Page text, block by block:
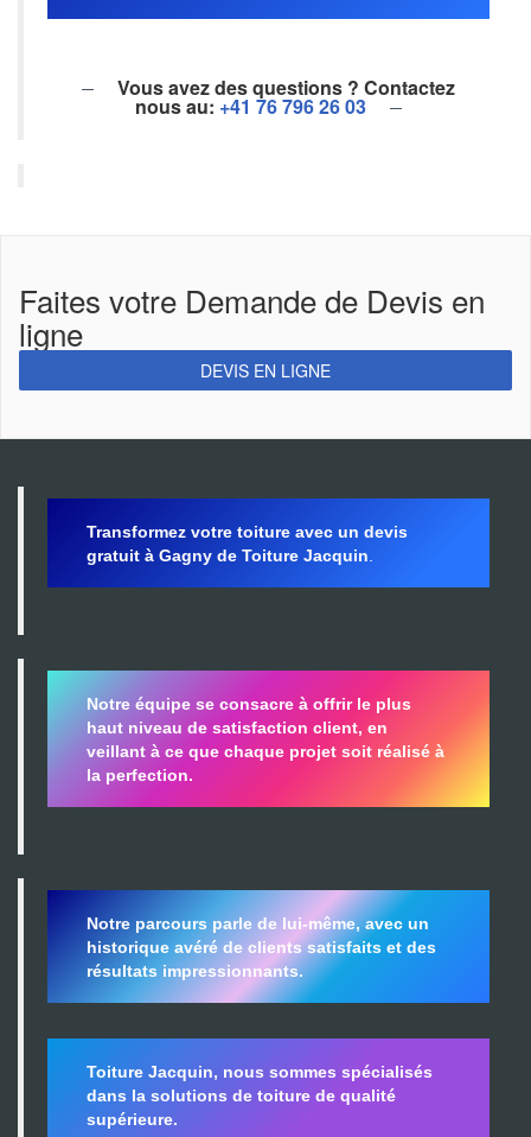
Vous avez des questions ? Contactez
nous au: +41 76 796 26 03
Faites votre Demande de Devis en
ligne
DEVIS EN LIGNE
Transformez votre toiture avec un devis
gratuit à Gagny de Toiture Jacquin
Notre équipe se consacre à offrir le plus
haut niveau de satisfaction client, en
veillant à ce que chaque projet soit réalisé à
la perfection.
Notre parcours parle de lui-même, avec un
historique avéré de clients satisfaits et des
résultats impressionnants.
Toiture Jacquin, nous sommes spécialisés
dans la solutions de toiture de qualité
supérieure.